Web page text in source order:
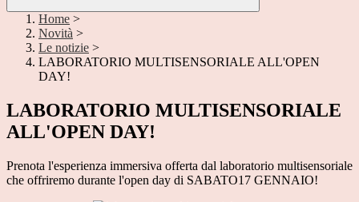
Home >
Novità >
Le notizie >
LABORATORIO MULTISENSORIALE ALL'OPEN
DAY!
LABORATORIO MULTISENSORIALE
ALL'OPEN DAY!
Prenota l'esperienza immersiva offerta dal laboratorio multisensoriale
che offriremo durante l'open day di SABATO17 GENNAIO!